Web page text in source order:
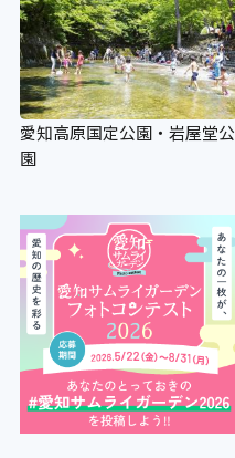
愛知高原国定公園・岩屋堂公
園